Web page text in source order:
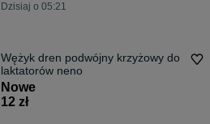
Dzisiaj o 05:21
Wężyk dren podwójny krzyżowy do
laktatorów neno
Nowe
12 zł